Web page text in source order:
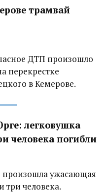
трамвай
ДТП произошло
перекрестке
в Кемерове.
легковушка
человека погибли
произошла ужасающая
три человека.